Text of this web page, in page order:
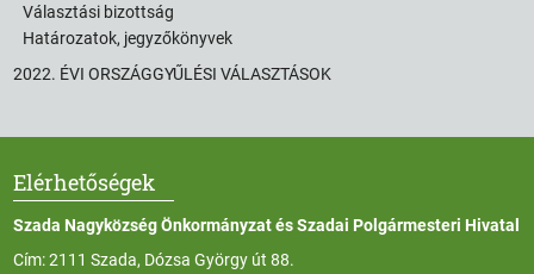
Választási bizottság
Határozatok, jegyzőkönyvek
2022. ÉVI ORSZÁGGYŰLÉSI VÁLASZTÁSOK
Elérhetőségek
Szada Nagyközség Önkormányzat és Szadai Polgármesteri Hivatal
Cím: 2111 Szada, Dózsa György út 88.